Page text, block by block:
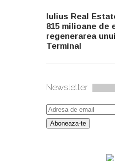
Iulius Real
815 milioane de
regenerarea
Terminal
Newsletter